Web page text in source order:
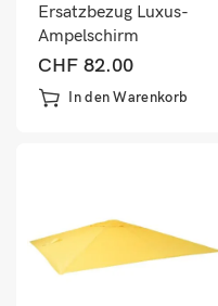
Ersatzbezug Luxus-
Ampelschirm
Sonnenschirmbezug
3,5×3,5m braun
CHF 82.00
In den Warenkorb